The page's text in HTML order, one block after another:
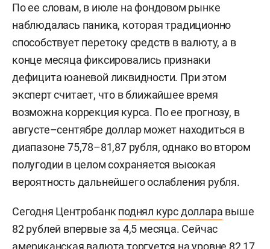
По ее словам, в июле на фондовом рынке
наблюдалась паника, которая традиционно
способствует перетоку средств в валюту, а в
конце месяца фиксировались признаки
дефицита юаневой ликвидности. При этом
эксперт считает, что в ближайшее время
возможна коррекция курса. По ее прогнозу, в
августе–сентябре доллар может находиться в
диапазоне 75,78–81,87 рубля, однако во втором
полугодии в целом сохраняется высокая
вероятность дальнейшего ослабления рубля.
Сегодня Центробанк поднял курс доллара выше
82 рублей впервые за 4,5 месяца. Сейчас
американская валюта торгуется на уровне 82,17